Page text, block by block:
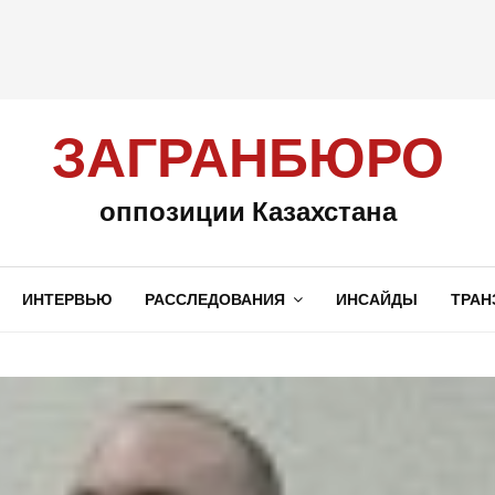
ЗАГРАНБЮРО
оппозиции Казахстана
ИНТЕРВЬЮ РАССЛЕДОВАНИЯ ИНСАЙДЫ